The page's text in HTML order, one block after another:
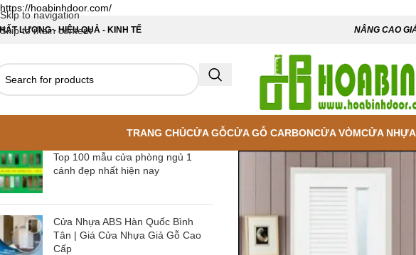
https://hoabinhdoor.com/
Skip to navigation
Skip to main content
LƯỢNG - HIỆU QUẢ - KINH TẾ NÂNG CAO
TRANG CHỦCỬA GỖCỬA GỖ CARBONCỬA VÒMCỬA
Top 100 mẫu cửa phòng ngủ 1
cánh đẹp nhất hiện nay
Cửa Nhựa ABS Hàn Quốc Bình
Tân | Giá Cửa Nhựa Giả Gỗ Cao
Cấp